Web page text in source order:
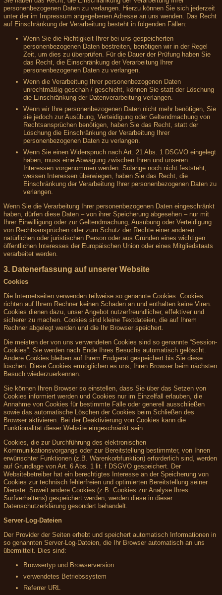
personenbezogenen Daten zu verlangen. Hierzu können Sie sich jederzeit
unter der im Impressum angegebenen Adresse an uns wenden. Das Recht
auf Einschränkung der Verarbeitung besteht in folgenden Fällen:
Wenn Sie die Richtigkeit Ihrer bei uns gespeicherten
personenbezogenen Daten bestreiten, benötigen wir in der Regel
Zeit, um dies zu überprüfen. Für die Dauer der Prüfung haben Sie
das Recht, die Einschränkung der Verarbeitung Ihrer
personenbezogenen Daten zu verlangen.
Wenn die Verarbeitung Ihrer personenbezogenen Daten
unrechtmäßig geschah / geschieht, können Sie statt der Löschung
die Einschränkung der Datenverarbeitung verlangen.
Wenn wir Ihre personenbezogenen Daten nicht mehr benötigen, Sie
sie jedoch zur Ausübung, Verteidigung oder Geltendmachung von
Rechtsansprüchen benötigen, haben Sie das Recht, statt der
Löschung die Einschränkung der Verarbeitung Ihrer
personenbezogenen Daten zu verlangen.
Wenn Sie einen Widerspruch nach Art. 21 Abs. 1 DSGVO eingelegt
haben, muss eine Abwägung zwischen Ihren und unseren
Interessen vorgenommen werden. Solange noch nicht feststeht,
wessen Interessen überwiegen, haben Sie das Recht, die
Einschränkung der Verarbeitung Ihrer personenbezogenen Daten zu
verlangen.
Wenn Sie die Verarbeitung Ihrer personenbezogenen Daten eingeschränkt
haben, dürfen diese Daten – von ihrer Speicherung abgesehen – nur mit
Ihrer Einwilligung oder zur Geltendmachung, Ausübung oder Verteidigung
von Rechtsansprüchen oder zum Schutz der Rechte einer anderen
natürlichen oder juristischen Person oder aus Gründen eines wichtigen
öffentlichen Interesses der Europäischen Union oder eines Mitgliedstaats
verarbeitet werden.
3. Datenerfassung auf unserer Website
Cookies
Die Internetseiten verwenden teilweise so genannte Cookies. Cookies
richten auf Ihrem Rechner keinen Schaden an und enthalten keine Viren.
Cookies dienen dazu, unser Angebot nutzerfreundlicher, effektiver und
sicherer zu machen. Cookies sind kleine Textdateien, die auf Ihrem
Rechner abgelegt werden und die Ihr Browser speichert.
Die meisten der von uns verwendeten Cookies sind so genannte “Session-
Cookies”. Sie werden nach Ende Ihres Besuchs automatisch gelöscht.
Andere Cookies bleiben auf Ihrem Endgerät gespeichert bis Sie diese
löschen. Diese Cookies ermöglichen es uns, Ihren Browser beim nächsten
Besuch wiederzuerkennen.
Sie können Ihren Browser so einstellen, dass Sie über das Setzen von
Cookies informiert werden und Cookies nur im Einzelfall erlauben, die
Annahme von Cookies für bestimmte Fälle oder generell ausschließen
sowie das automatische Löschen der Cookies beim Schließen des
Browser aktivieren. Bei der Deaktivierung von Cookies kann die
Funktionalität dieser Website eingeschränkt sein.
Cookies, die zur Durchführung des elektronischen
Kommunikationsvorgangs oder zur Bereitstellung bestimmter, von Ihnen
erwünschter Funktionen (z.B. Warenkorbfunktion) erforderlich sind, werden
auf Grundlage von Art. 6 Abs. 1 lit. f DSGVO gespeichert. Der
Websitebetreiber hat ein berechtigtes Interesse an der Speicherung von
Cookies zur technisch fehlerfreien und optimierten Bereitstellung seiner
Dienste. Soweit andere Cookies (z.B. Cookies zur Analyse Ihres
Surfverhaltens) gespeichert werden, werden diese in dieser
Datenschutzerklärung gesondert behandelt.
Server-Log-Dateien
Der Provider der Seiten erhebt und speichert automatisch Informationen in
so genannten Server-Log-Dateien, die Ihr Browser automatisch an uns
übermittelt. Dies sind:
Browsertyp und Browserversion
verwendetes Betriebssystem
Referrer URL